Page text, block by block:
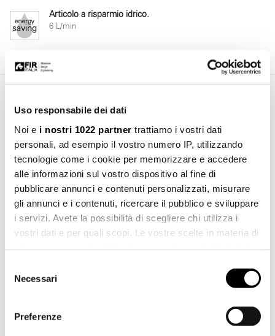
Uso responsabile dei dati
Noi e i nostri 1022 partner trattiamo i vostri dati
personali, ad esempio il vostro numero IP, utilizzando
tecnologie come i cookie per memorizzare e accedere
alle informazioni sul vostro dispositivo al fine di
pubblicare annunci e contenuti personalizzati, misurare
gli annunci e i contenuti, ricercare il pubblico e sviluppare
i servizi. Avete la possibilità di scegliere chi utilizza i
vostri dati e per quali scopi. Le vostre scelte in materia di
modificare o revocare il proprio consenso in qualsiasi
momento dalla Dichiarazione sui cookie o facendo clic
delNecessari
Preferenze
Articolo a risparmio idrico.
6 L/min
Area Download
Manuale d'installazione
pdf 2.53 MB
File 2d dwg
dwg 555.38 KB
Scarica
File 3d 3ds
Scarica
stl 3.18 MB
Scarica
File 3d dwg
dwg 657.88 KB
Scarica